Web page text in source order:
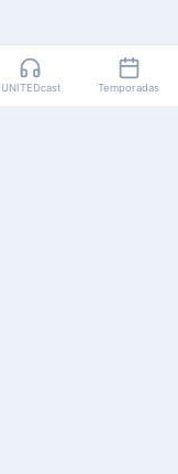
UNITEDcast Temporadas